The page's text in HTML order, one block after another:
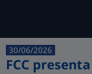
30/06/2026
FCC